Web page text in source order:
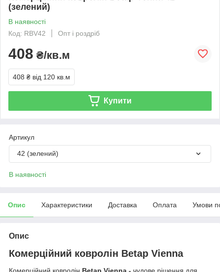
(зелений)
В наявності
Код: RBV42
Опт і роздріб
408 ₴/кв.м
408 ₴ від 120 кв.м
Купити
Артикул
42 (зелений)
В наявності
Опис Характеристики Доставка Оплата Умови
Опис
Комерційний ковролін Betap Vienna